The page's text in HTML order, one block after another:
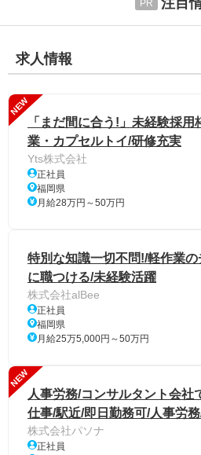
求人情報
NEW
「まだ間に合う!」未経験採
業・カプセルトイ/研修充実
Yts株式会社
正社員
福岡県
月給28万円～50万円
特別な知識一切不問!/軽作業
に職つける/未経験活躍
株式会社alBee
正社員
福岡県
月給25万5,000円～50万円
NEW
人事労務/コンサルタント会社
仕事/駅近/即日勤務可/人事労
株式会社パソナ
正社員